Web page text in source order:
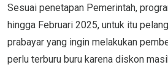
Sesuai penetapan Pemerintah,
hingga Februari 2025, untuk itu
prabayar yang ingin melakukan
perlu terburu buru karena diskon